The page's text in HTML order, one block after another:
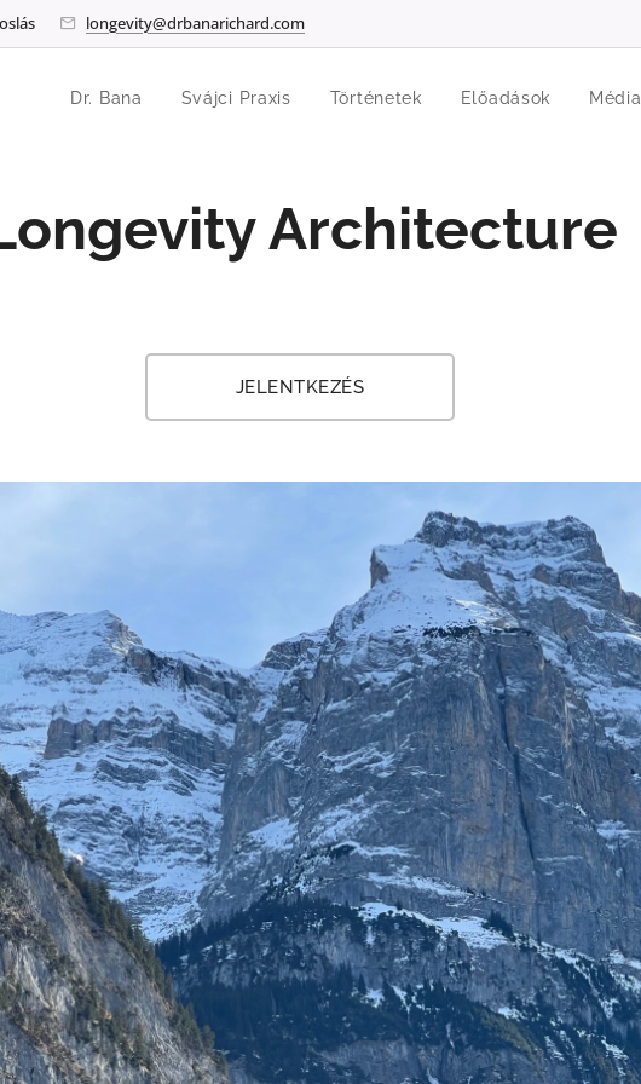
longevity@drbanarichard.com
Dr. Bana Svájci Praxis Történetek Előadások Média
Architecture
JELENTKEZÉS